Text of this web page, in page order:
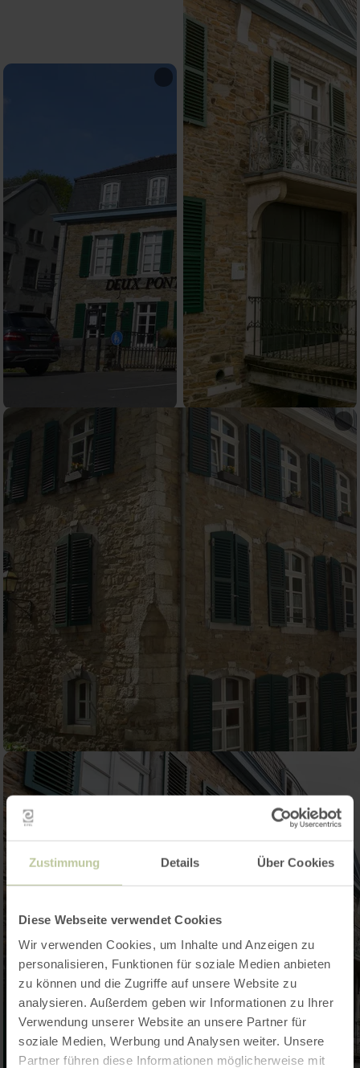
Zustimmung Details Über Cookies
Diese Webseite verwendet Cookies
Wir verwenden Cookies, um Inhalte und Anzeigen zu
personalisieren, Funktionen für soziale Medien anbieten
zu können und die Zugriffe auf unsere Website zu
analysieren. Außerdem geben wir Informationen zu Ihrer
Verwendung unserer Website an unsere Partner für
soziale Medien, Werbung und Analysen weiter. Unsere
Partner führen diese Informationen möglicherweise mit